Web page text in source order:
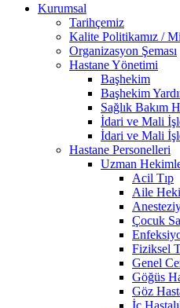
Kurumsal
Tarihçemiz
Kalite Politikamız /
Organizasyon Şeması
Hastane Yönetimi
Başhekim
Başhekim
Sağlık Bakım
İdari ve Mali
İdari ve Mali
Hastane Personelleri
Uzman
Acil Tıp
Aile
Çocuk
Fiziksel
Genel
Göğüs
Göz
İç